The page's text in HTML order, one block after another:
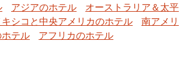
アジアのホテル
オーストラリア＆太平
キシコと中央アメリカのホテル
南アメリ
テル アフリカのホテル